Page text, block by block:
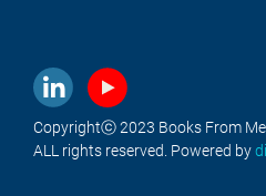
Copyrightⓒ 2023 Books From
ALL rights reserved. Powered by